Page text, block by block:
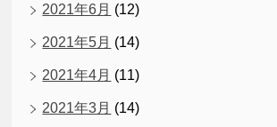
2021年6月 (12)
2021年5月 (14)
2021年4月 (11)
2021年3月 (14)